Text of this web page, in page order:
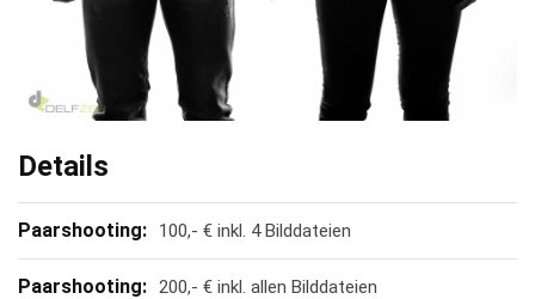
Details
Paarshooting: 100,- € inkl. 4 Bilddateien
Paarshooting: 200,- € inkl. allen Bilddateien